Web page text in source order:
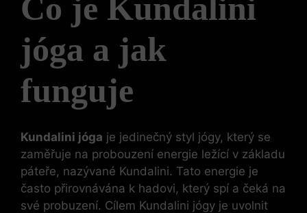
Co je Kundalini
jóga a jak
funguje
Kundalini jóga je jedinečný styl jógy, který se
zaměřuje na probouzení energie ležící v základu
páteře, nazývané Kundalini. Tato energie je
často přirovnávána k hadovi, který spí a čeká na
své probuzení. Cílem Kundalini jógy je uvolnit